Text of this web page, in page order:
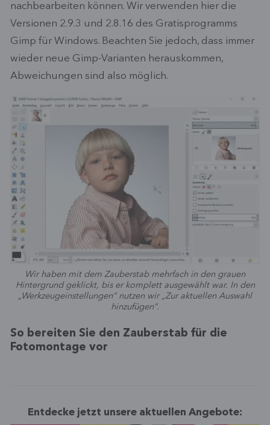
nachbearbeiten können. Wir verwenden hier die
Versionen 2.9.3 und 2.8.16 des Gratisprogramms
Gimp für Windows. Beachten Sie jedoch, dass immer
wieder neue Gimp-Varianten herauskommen,
Abweichungen sind also möglich.
Wir haben mit dem Zauberstab mehrfach in den grauen
Hintergrund geklickt, bis er komplett ausgewählt war. In den
„Werkzeugeinstellungen“ nutzen wir „Zur aktuellen Auswahl
hinzufügen“.
So bereiten Sie den Zauberstab für die
Fotomontage vor
Entdecke jetzt unsere aktuellen Angebote: